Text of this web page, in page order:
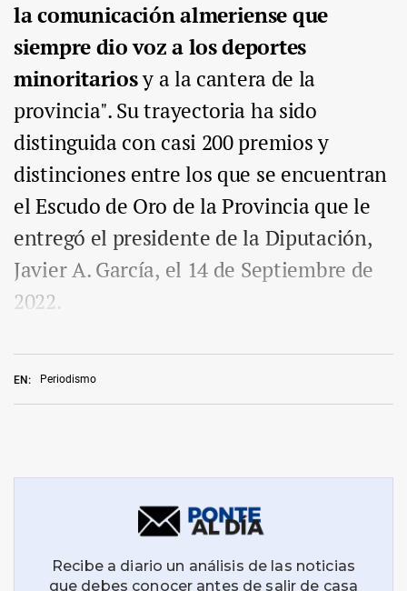
EN: Periodismo
la comunicación almeriense que
siempre dio voz a los deportes
minoritariosy a la cantera de la
provincia". Su trayectoria ha sido
distinguida con casi 200 premios y
distinciones entre los que se encuentran
el Escudo de Oro de la Provincia que le
entregó el presidente de la Diputación,
Javier A. García, el 14 de Septiembre de
2022.